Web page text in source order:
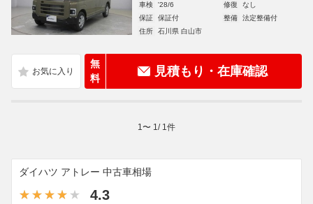
車検
'28/6 修復
なし
保証
保証付 整備
法定整備付
住所
石川県 白山市
無
料
見積もり・在庫確認
1 〜 1 / 1 件
ダイハツ アトレー 中古車相場
4.3